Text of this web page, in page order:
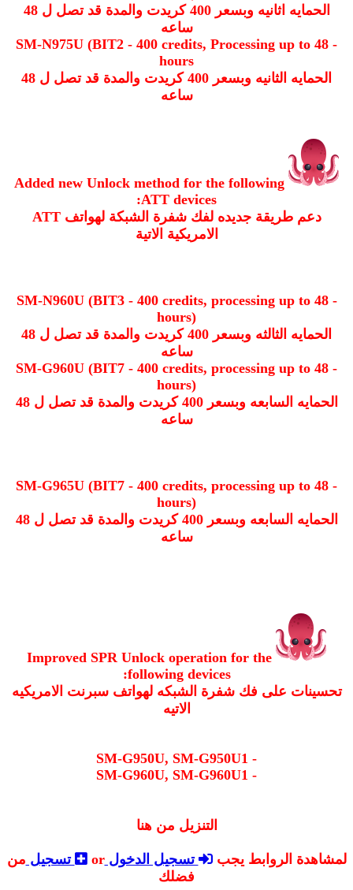
الحمايه اثانيه وبسعر 400 كريدت والمدة قد تصل ل 48
ساعه
- SM-N975U (BIT2 - 400 credits, Processing up to 48
hours
الحمايه الثانيه وبسعر 400 كريدت والمدة قد تصل ل 48
ساعه
Added new Unlock method for the following
ATT devices:
دعم طريقة جديده لفك شفرة الشبكة لهواتف ATT
الامريكية الاتية
- SM-N960U (BIT3 - 400 credits, processing up to 48
hours)
الحمايه الثالثه وبسعر 400 كريدت والمدة قد تصل ل 48
ساعه
- SM-G960U (BIT7 - 400 credits, processing up to 48
hours)
الحمايه السابعه وبسعر 400 كريدت والمدة قد تصل ل 48
ساعه
- SM-G965U (BIT7 - 400 credits, processing up to 48
hours)
الحمايه السابعه وبسعر 400 كريدت والمدة قد تصل ل 48
ساعه
Improved SPR Unlock operation for the
following devices:
تحسينات على فك شفرة الشبكه لهواتف سبرنت الامريكيه
الاتيه
- SM-G950U, SM-G950U1
- SM-G960U, SM-G960U1
التنزيل من هنا
لمشاهدة الروابط يجب تسجيل الدخولor تسجيل من
فضلك